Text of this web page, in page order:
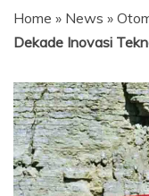
Home » News »
Dekade Inovasi